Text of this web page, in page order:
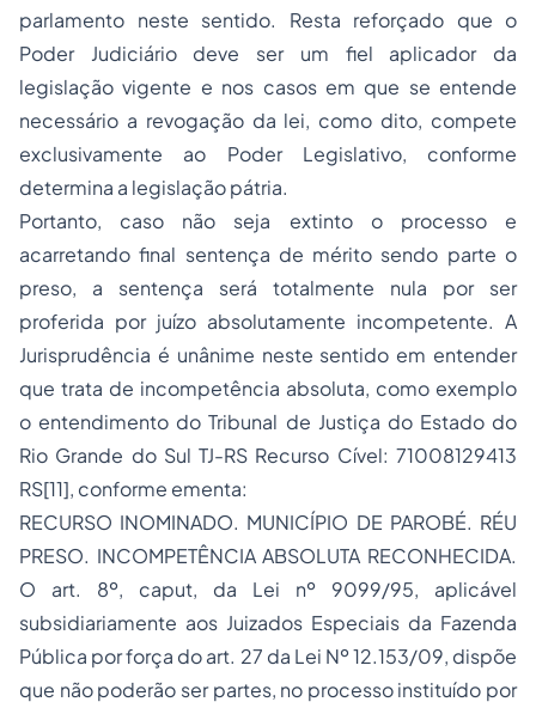
parlamento neste sentido. Resta reforçado que o
Poder Judiciário deve ser um fiel aplicador da
legislação vigente e nos casos em que se entende
necessário a revogação da lei, como dito, compete
exclusivamente ao Poder Legislativo, conforme
determina a legislação pátria.
Portanto, caso não seja extinto o processo e
acarretando final sentença de mérito sendo parte o
preso, a sentença será totalmente nula por ser
proferida por juízo absolutamente incompetente. A
Jurisprudência é unânime neste sentido em entender
que trata de incompetência absoluta, como exemplo
o entendimento do Tribunal de Justiça do Estado do
Rio Grande do Sul TJ-RS Recurso Cível: 71008129413
RS[11], conforme ementa:
RECURSO INOMINADO. MUNICÍPIO DE PAROBÉ. RÉU
PRESO. INCOMPETÊNCIA ABSOLUTA RECONHECIDA.
O art. 8º, caput, da Lei nº 9099/95, aplicável
subsidiariamente aos Juizados Especiais da Fazenda
Pública por força do art. 27 da Lei Nº 12.153/09, dispõe
que não poderão ser partes, no processo instituído por